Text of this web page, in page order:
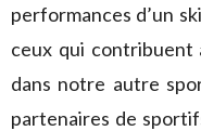
performances d’un
ceux qui contribuent
dans notre autre
partenaires de